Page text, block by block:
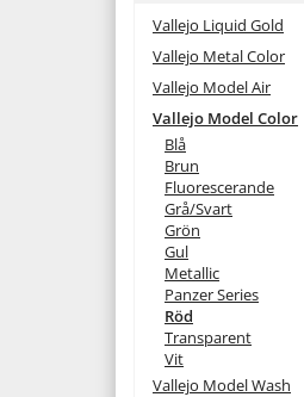
Vallejo Liquid Gold
Vallejo Metal Color
Vallejo Model Air
Vallejo Model Color
Blå
Brun
Fluorescerande
Grå/Svart
Grön
Gul
Metallic
Panzer Series
Röd
Transparent
Vit
Vallejo Model Wash